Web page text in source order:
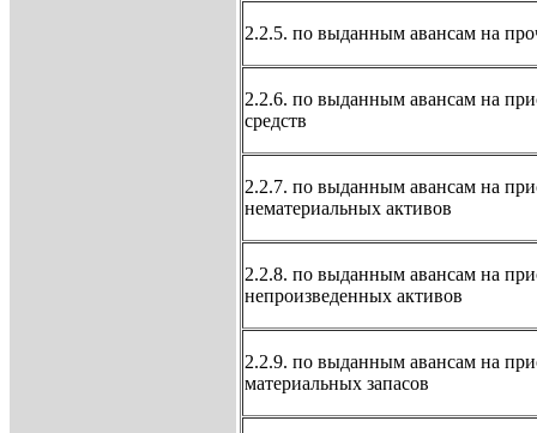
2.2.5. по выданным авансам на
2.2.6. по выданным авансам на
средств
2.2.7. по выданным авансам на
нематериальных активов
2.2.8. по выданным авансам на
непроизведенных активов
2.2.9. по выданным авансам на
материальных запасов